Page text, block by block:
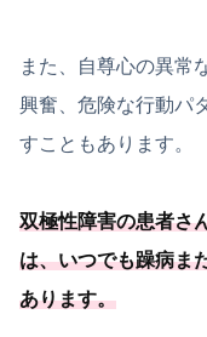
また、自尊心の異常
興奮、危険な行動パ
すこともあります。
双極性障害の患者さ
は、いつでも躁病ま
あります。